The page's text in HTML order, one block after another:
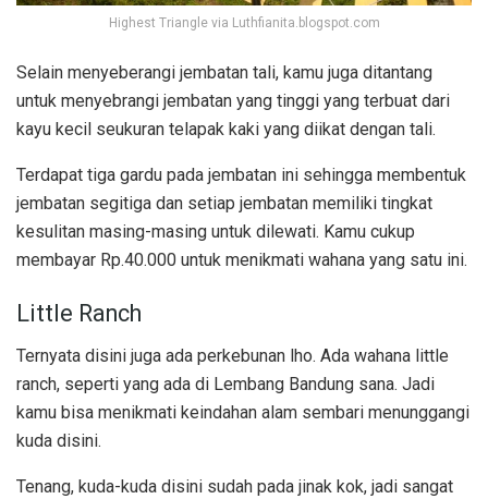
Highest Triangle via Luthfianita.blogspot.com
Selain menyeberangi jembatan tali, kamu juga ditantang
untuk menyebrangi jembatan yang tinggi yang terbuat dari
kayu kecil seukuran telapak kaki yang diikat dengan tali.
Terdapat tiga gardu pada jembatan ini sehingga membentuk
jembatan segitiga dan setiap jembatan memiliki tingkat
kesulitan masing-masing untuk dilewati. Kamu cukup
membayar Rp.40.000 untuk menikmati wahana yang satu ini.
Little Ranch
Ternyata disini juga ada perkebunan lho. Ada wahana little
ranch, seperti yang ada di Lembang Bandung sana. Jadi
kamu bisa menikmati keindahan alam sembari menunggangi
kuda disini.
Tenang, kuda-kuda disini sudah pada jinak kok, jadi sangat